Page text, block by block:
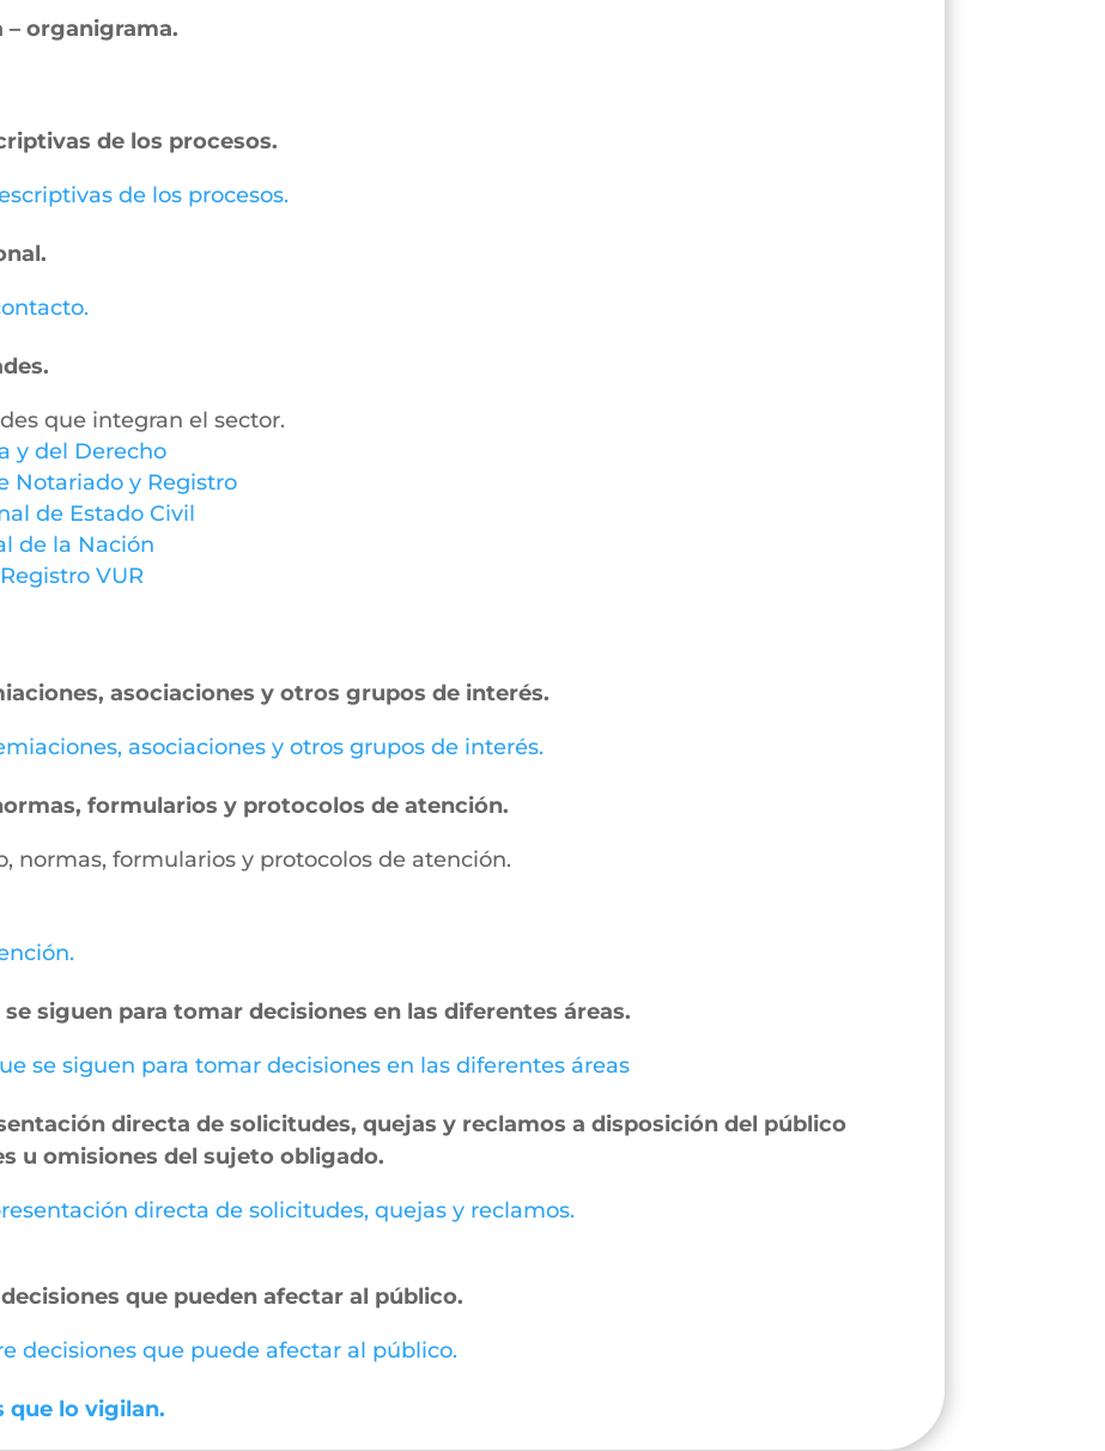
– organigrama.
de los procesos.
de los procesos.
que integran el sector.
y del Derecho
Notariado y Registro
de Estado Civil
de la Nación
VUR
asociaciones y otros grupos de interés.
asociaciones y otros grupos de interés.
formularios y protocolos de atención.
normas, formularios y protocolos de atención.
siguen para tomar decisiones en las diferentes áreas.
se siguen para tomar decisiones en las diferentes áreas
directa de solicitudes, quejas y reclamos a disposición del público
u omisiones del sujeto obligado.
directa de solicitudes, quejas y reclamos.
que pueden afectar al público.
decisiones que puede afectar al público.
que lo vigilan.